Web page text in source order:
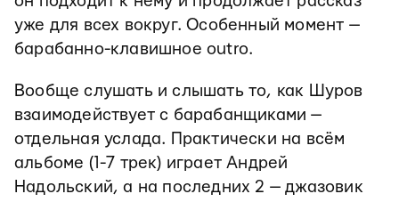
уже для всех вокруг. Особенный момент —
барабанно-клавишное outro.
Вообще слушать и слышать то, как Шуров
взаимодействует с барабанщиками —
отдельная услада. Практически на всём
альбоме (1-7 трек) играет Андрей
Надольский, а на последних 2 — джазовик